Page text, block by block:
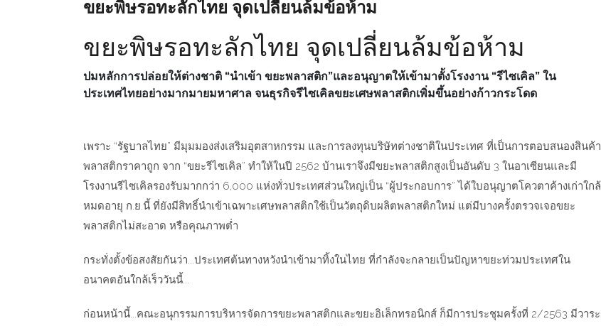
ขยะพิษรอทะลักไทย จุดเปลี่ยนล้มข้อห้าม
ขยะพิษรอทะลักไทย จุดเปลี่ยนล้มข้อห้าม
ปมหลักการปล่อยให้ต่างชาติ “นำเข้า ขยะพลาสติก”และอนุญาตให้เข้ามาตั้งโรงงาน “รีไซเคิล” ใน
ประเทศไทยอย่างมากมายมหาศาล จนธุรกิจรีไซเคิลขยะเศษพลาสติกเพิ่มขึ้นอย่างก้าวกระโดด
เพราะ “รัฐบาลไทย” มีมุมมองส่งเสริมอุตสาหกรรม และการลงทุนบริษัทต่างชาติในประเทศ ที่เป็นการตอบสนองสินค้า
พลาสติกราคาถูก จาก “ขยะรีไซเคิล” ทำให้ในปี 2562 บ้านเราจึงมีขยะพลาสติกสูงเป็นอันดับ 3 ในอาเซียนและมี
โรงงานรีไซเคิลรองรับมากกว่า 6,000 แห่งทั่วประเทศส่วนใหญ่เป็น “ผู้ประกอบการ” ได้ใบอนุญาตโควตาค้างเก่าใกล้
หมดอายุ ก.ย.นี้ ที่ยังมีสิทธิ์นำเข้าเฉพาะเศษพลาสติกใช้เป็นวัตถุดิบผลิตพลาสติกใหม่ แต่มีบางครั้งตรวจเจอขยะ
พลาสติกไม่สะอาด หรือคุณภาพต่ำ
กระทั่งตั้งข้อสงสัยกันว่า...ประเทศต้นทางหวังนำเข้ามาทิ้งในไทย ที่กำลังจะกลายเป็นปัญหาขยะท่วมประเทศใน
อนาคตอันใกล้เร็ววันนี้...
ก่อนหน้านี้...คณะอนุกรรมการบริหารจัดการขยะพลาสติกและขยะอิเล็กทรอนิกส์ ก็มีการประชุมครั้งที่ 2/2563 มีวาระ